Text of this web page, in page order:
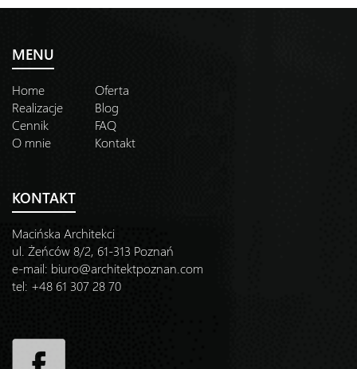
MENU
Home
Oferta
Realizacje
Blog
Cennik
FAQ
O mnie
Kontakt
KONTAKT
Macińska Architekci
ul. Żeńców 8/2, 61-313 Poznań
e-mail: biuro@architektpoznan.com
tel: +48 61 307 28 70